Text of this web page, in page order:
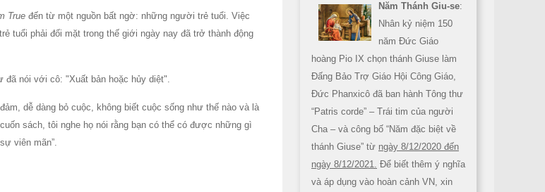
True đến từ một nguồn bất ngờ: những người trẻ tuổi. Việc
tuổi phải đối mặt trong thế giới ngày nay đã trở thành động
nói với cô: "Xuất bản hoặc hủy diệt".
dễ dàng bỏ cuộc, không biết cuộc sống như thế nào và là
sách, tôi nghe họ nói rằng bạn có thể có được những gì
viên mãn”.
Năm Thánh Giu-se:
Nhân kỷ niệm 150
năm Đức Giáo
hoàng Pio IX chọn thánh Giuse làm
Đấng Bảo Trợ Giáo Hội Công Giáo,
Đức Phanxicô đã ban hành Tông thư
“Patris corde” – Trái tim của người
Cha – và công bố “Năm đặc biệt về
thánh Giuse” từ ngày 8/12/2020 đến
ngày 8/12/2021. Để biết thêm ý nghĩa
và áp dụng vào hoàn cảnh VN, xin